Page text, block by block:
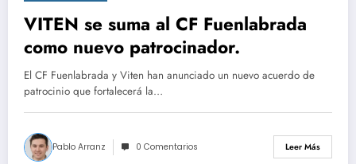
VITEN se suma al CF Fuenlabrada
como nuevo patrocinador.
El CF Fuenlabrada y Viten han anunciado un nuevo acuerdo de
patrocinio que fortalecerá la…
Pablo Arranz 0 Comentarios Leer Más